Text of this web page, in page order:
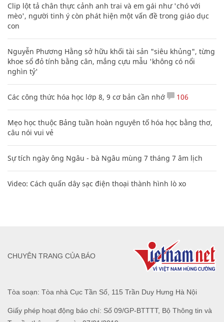
Clip lột tả chân thực cảnh anh trai và em gái như 'chó với
mèo', người tinh ý còn phát hiện một vấn đề trong giáo dục
con
Nguyễn Phương Hằng sở hữu khối tài sản "siêu khủng", từng
khoe sổ đỏ tính bằng cân, mắng cựu mẫu 'không có nổi
nghìn tỷ'
Các công thức hóa học lớp 8, 9 cơ bản cần nhớ 106
Mẹo học thuộc Bảng tuần hoàn nguyên tố hóa học bằng thơ,
câu nói vui vẻ
Sự tích ngày ông Ngâu - bà Ngâu mùng 7 tháng 7 âm lịch
Video: Cách quấn dây sạc điện thoại thành hình lò xo
Tòa soạn: Tòa nhà Cục Tần Số, 115 Trần Duy Hưng Hà Nội
Giấy phép hoạt động báo chí: Số 09/GP-BTTTT, Bộ Thông tin và
CHUYÊN TRANG CỦA BÁO